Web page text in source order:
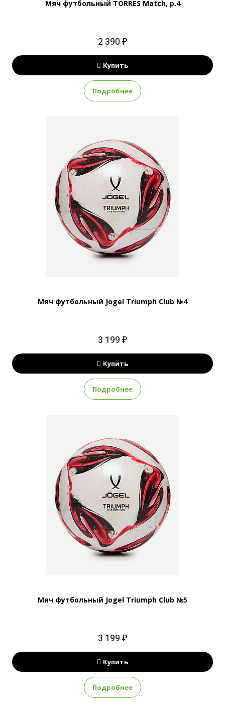
Мяч футбольный TORRES Match, р.4
2 390 ₽
Купить
Подробнее
Мяч футбольный Jogel Triumph Club №4
3 199 ₽
Купить
Подробнее
Мяч футбольный Jogel Triumph Club №5
3 199 ₽
Купить
Подробнее